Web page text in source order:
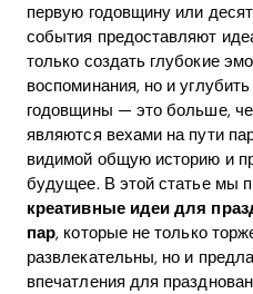
первую годовщину или
события предоставляют
только создать глубокие
воспоминания, но и
годовщины — это больше,
являются вехами на пути
видимой общую историю и
будущее. В этой статье мы
креативные идеи для
пар, которые не только
развлекательны, но и
впечатления для